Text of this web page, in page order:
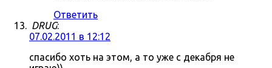
Ответить
DRUG:
07.02.2011 в 12:12
спасибо хоть на этом, а то уже с декабря не